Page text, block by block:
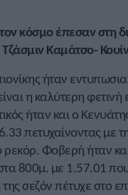
κόσμο έπεσαν στη
Καμάτσο-
ήταν
η καλύτερη φετινή
ήταν και ο
πετυχαίνοντας με
ρεκόρ. Φοβερή ήταν
800μ. με 1.57.01
σεζόν πέτυχε στο